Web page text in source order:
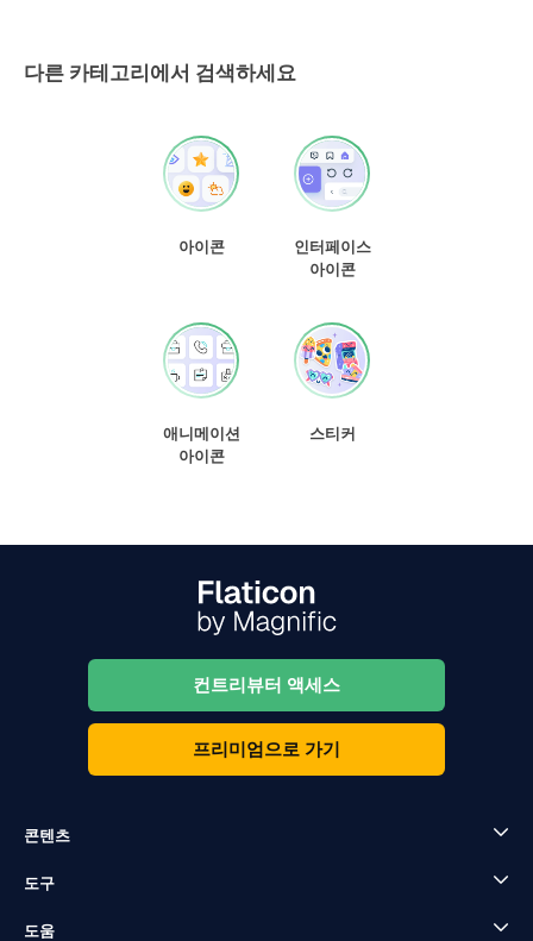
다른 카테고리에서 검색하세요
아이콘
인터페이스
아이콘
애니메이션
아이콘
스티커
컨트리뷰터 액세스
프리미엄으로 가기
콘텐츠
도구
도움